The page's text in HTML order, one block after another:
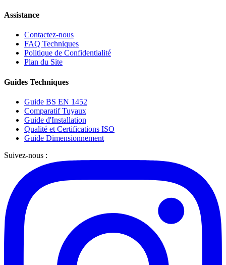
Assistance
Contactez-nous
FAQ Techniques
Politique de Confidentialité
Plan du Site
Guides Techniques
Guide BS EN 1452
Comparatif Tuyaux
Guide d'Installation
Qualité et Certifications ISO
Guide Dimensionnement
Suivez-nous :